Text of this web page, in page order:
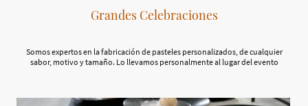
Grandes Celebraciones
Somos expertos en la fabricación de pasteles personalizados, de cualquier
sabor, motivo y tamaño. Lo llevamos personalmente al lugar del evento